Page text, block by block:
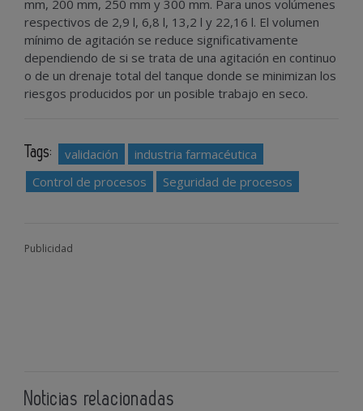
mm, 200 mm, 250 mm y 300 mm. Para unos volúmenes
respectivos de 2,9 l, 6,8 l, 13,2 l y 22,16 l. El volumen
mínimo de agitación se reduce significativamente
dependiendo de si se trata de una agitación en continuo
o de un drenaje total del tanque donde se minimizan los
riesgos producidos por un posible trabajo en seco.
Tags: validación
industria farmacéutica
Control de procesos
Seguridad de procesos
Publicidad
Noticias relacionadas